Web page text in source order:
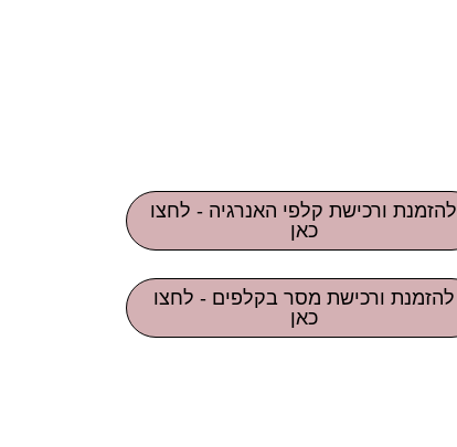
להזמנת ורכישת קלפי האנרגיה - לחצו
כאן
להזמנת ורכישת מסר בקלפים - לחצו
כאן